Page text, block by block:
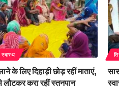
स्वास्थ
के लिए दिहाड़ी छोड़ रहीं माताएं,
करा रहीं स्तनपान